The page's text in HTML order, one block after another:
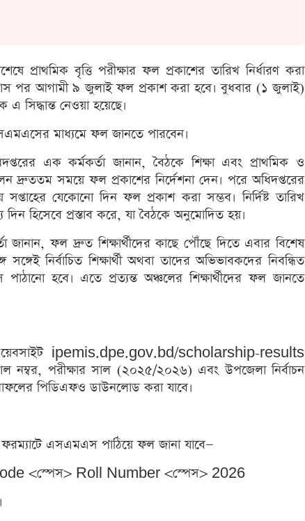
প্রাথমিক বৃত্তি পরীক্ষার ফল প্রকাশের তারিখ নির্ধারণ করা
পর আগামী ৯ জুলাই ফল প্রকাশ করা হবে। বুধবার (১ জুলাই)
এ সিদ্ধান্ত নেওয়া হয়েছে।
মাধ্যমে ফল জানতে পারবেন।
এক কর্মকর্তা জানান, বৈঠকে শিক্ষা এবং প্রাথমিক ও
দ্রুততম সময়ে ফল প্রকাশের নির্দেশনা দেন। পরে অধিদপ্তরের
যেকোনো দিন ফল প্রকাশ করা সম্ভব। নির্দিষ্ট তারিখ
হিসেবে প্রস্তাব করে, যা বৈঠকে অনুমোদিত হয়।
জানান, ফল দ্রুত শিক্ষার্থীদের কাছে পৌঁছে দিতে এবার বিশেষ
নির্বাচিত শিক্ষার্থী অথবা তাদের অভিভাবকদের নিবন্ধিত
হবে। এতে প্রত্যন্ত অঞ্চলের শিক্ষার্থীদের ফল জানতে
ওয়েবসাইট ipemis.dpe.gov.bd/scholarship-results
পরীক্ষার সাল (২০২৫/২০২৬) এবং উপজেলা নির্বাচন
পিডিএফও ডাউনলোড করা যাবে।
এসএমএস পাঠিয়ে ফল জানা যাবে—
<স্পেস> Roll Number <স্পেস> 2026